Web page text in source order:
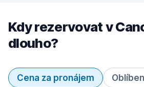
Kdy rezervovat v
dlouho?
Cena za pronájem